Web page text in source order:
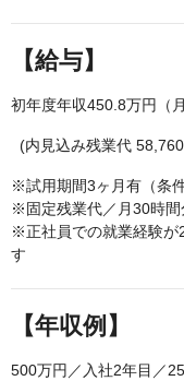
【給与】
初年度年収450.8万円（
(内見込み残業代
※試用期間3ヶ月有（条
※固定残業代／月30時間
※正社員での就業経験が
す
【年収例】
500万円／入社2年目／